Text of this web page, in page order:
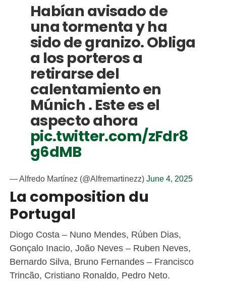
Habían avisado de
una tormenta y ha
sido de granizo. Obliga
a los porteros a
retirarse del
calentamiento en
Múnich . Este es el
aspecto ahora
pic.twitter.com/zFdr8
g6dMB
— Alfredo Martínez (@Alfremartinezz) June 4, 2025
La composition du
Portugal
Diogo Costa – Nuno Mendes, Rúben Dias,
Gonçalo Inacio, João Neves – Ruben Neves,
Bernardo Silva, Bruno Fernandes – Francisco
Trincão, Cristiano Ronaldo, Pedro Neto.